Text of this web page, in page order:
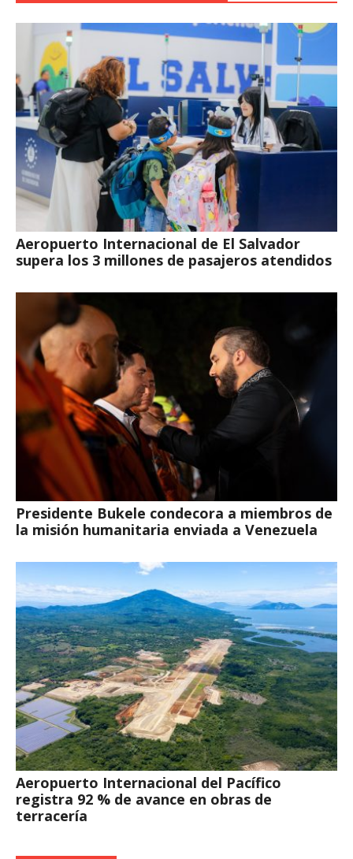
Aeropuerto Internacional de El Salvador
supera los 3 millones de pasajeros atendidos
Presidente Bukele condecora a miembros de
la misión humanitaria enviada a Venezuela
Aeropuerto Internacional del Pacífico
registra 92 % de avance en obras de
terracería